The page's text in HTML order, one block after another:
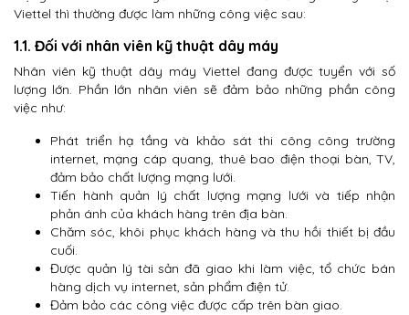
Viettel thì thường được làm những công việc sau:
1.1. Đối với nhân viên kỹ thuật dây máy
Nhân viên kỹ thuật dây máy Viettel đang được tuyển với số
lượng lớn. Phần lớn nhân viên sẽ đảm bảo những phần công
việc như:
Phát triển hạ tầng và khảo sát thi công công trường
internet, mạng cáp quang, thuê bao điện thoại bàn, TV,
đảm bảo chất lượng mạng lưới.
Tiến hành quản lý chất lượng mạng lưới và tiếp nhận
phản ánh của khách hàng trên địa bàn.
Chăm sóc, khôi phục khách hàng và thu hồi thiết bị đầu
cuối.
Được quản lý tài sản đã giao khi làm việc, tổ chức bán
hàng dịch vụ internet, sản phẩm điện tử.
Đảm bảo các công việc được cấp trên bàn giao.